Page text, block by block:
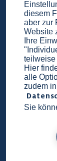
Preise &
Wichtig:
FriedWald
erwerben
Baum, die
aktuellen
im
Basisplatz
diesem
aber zur
Website
Ihre
Hier
alle
zudem
Sie